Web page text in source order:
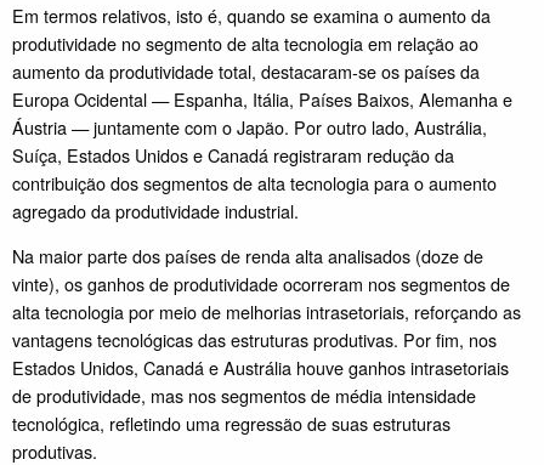
Em termos relativos, isto é, quando se examina o aumento da
produtividade no segmento de alta tecnologia em relação ao
aumento da produtividade total, destacaram-se os países da
Europa Ocidental — Espanha, Itália, Países Baixos, Alemanha e
Áustria — juntamente com o Japão. Por outro lado, Austrália,
Suíça, Estados Unidos e Canadá registraram redução da
contribuição dos segmentos de alta tecnologia para o aumento
agregado da produtividade industrial.
Na maior parte dos países de renda alta analisados (doze de
vinte), os ganhos de produtividade ocorreram nos segmentos de
alta tecnologia por meio de melhorias intrasetoriais, reforçando as
vantagens tecnológicas das estruturas produtivas. Por fim, nos
Estados Unidos, Canadá e Austrália houve ganhos intrasetoriais
de produtividade, mas nos segmentos de média intensidade
tecnológica, refletindo uma regressão de suas estruturas
produtivas.